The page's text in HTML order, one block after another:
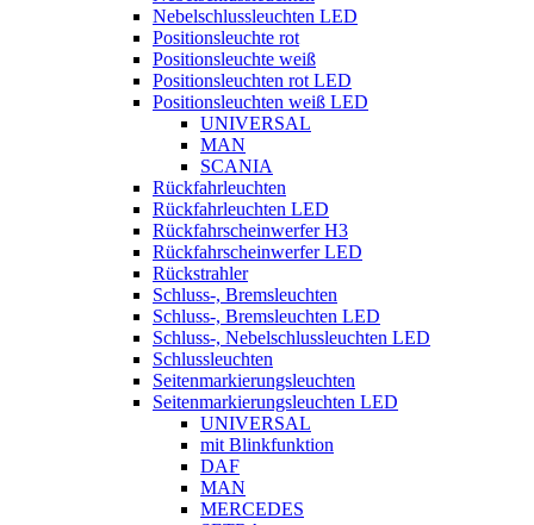
Nebelschlussleuchten LED
Positionsleuchte rot
Positionsleuchte weiß
Positionsleuchten rot LED
Positionsleuchten weiß LED
UNIVERSAL
MAN
SCANIA
Rückfahrleuchten
Rückfahrleuchten LED
Rückfahrscheinwerfer H3
Rückfahrscheinwerfer LED
Rückstrahler
Schluss-, Bremsleuchten
Schluss-, Bremsleuchten LED
Schluss-, Nebelschlussleuchten LED
Schlussleuchten
Seitenmarkierungsleuchten
Seitenmarkierungsleuchten LED
UNIVERSAL
mit Blinkfunktion
DAF
MAN
MERCEDES